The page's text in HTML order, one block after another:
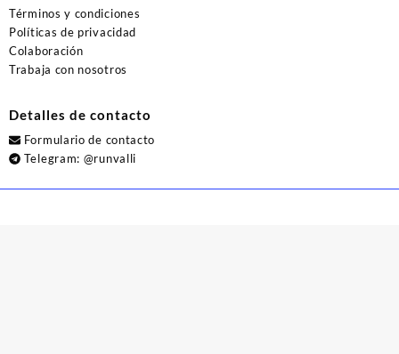
Términos y condiciones
Políticas de privacidad
Colaboración
Trabaja con nosotros
Detalles de contacto
Formulario de contacto
Telegram: @runvalli